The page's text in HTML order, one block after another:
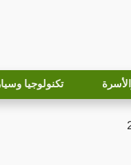
تكنولوجيا